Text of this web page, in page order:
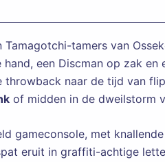
Tamagotchi-tamers van
een Discman op zak
naar de tijd van
of midden in de dweilstorm
gameconsole, met
eruit in graffiti-achtige